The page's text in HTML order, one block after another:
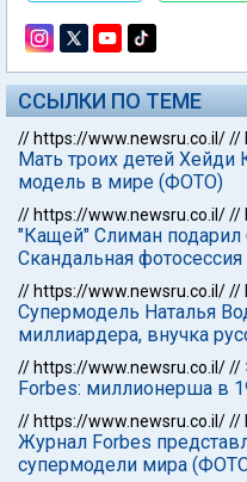
ССЫЛКИ ПО ТЕМЕ
// https://www.newsru.co.il///
Мать троих детей Хейди
модель в мире (ФОТО)
// https://www.newsru.co.il///
"Кащей" Слиман подарил
Скандальная фотосессия
// https://www.newsru.co.il///
Супермодель Наталья
миллиардера, внучка
// https://www.newsru.co.il///
Forbes: миллионерша в
// https://www.newsru.co.il///
Журнал Forbes
супермодели мира